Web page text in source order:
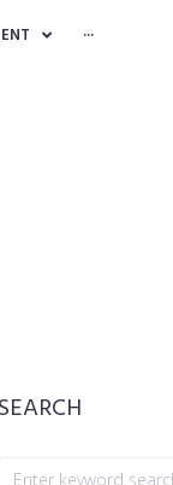
···
SEARCH